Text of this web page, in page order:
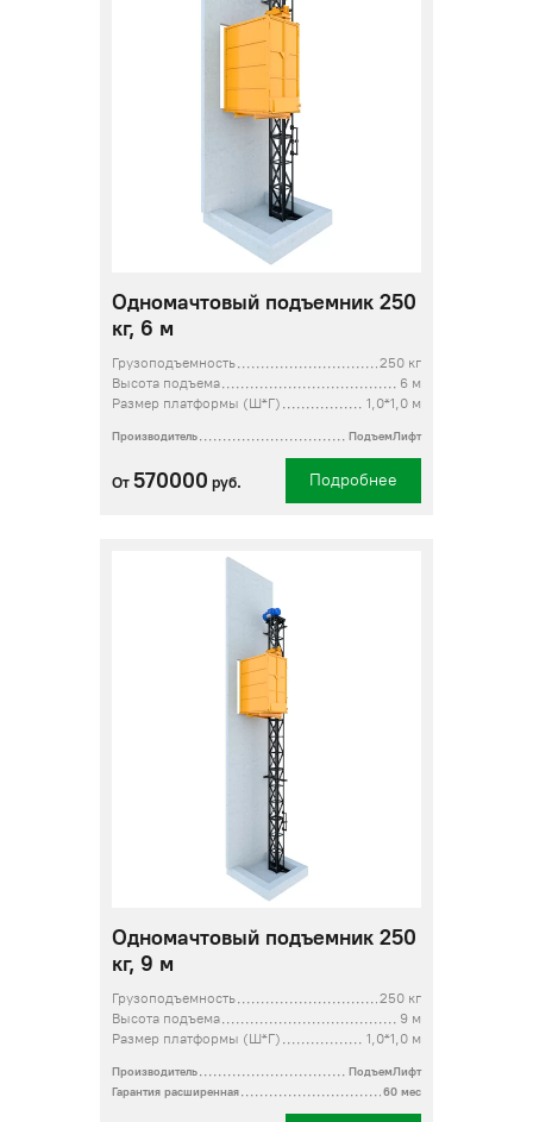
Одномачтовый подъемник 250
кг, 6 м
Грузоподъемность
250 кг
Высота подъема
6 м
Размер платформы (Ш*Г)
1,0*1,0 м
Производитель ПодъемЛифт
От 570000 руб. Подробнее
Одномачтовый подъемник 250
кг, 9 м
Грузоподъемность
250 кг
Высота подъема
9 м
Размер платформы (Ш*Г)
1,0*1,0 м
Производитель
ПодъемЛифт
Гарантия расширенная
60 мес